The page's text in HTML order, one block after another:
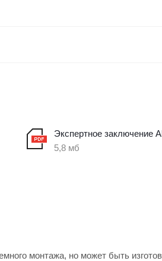
Экспертное заключение
5,8 мб
монтажа, но может быть